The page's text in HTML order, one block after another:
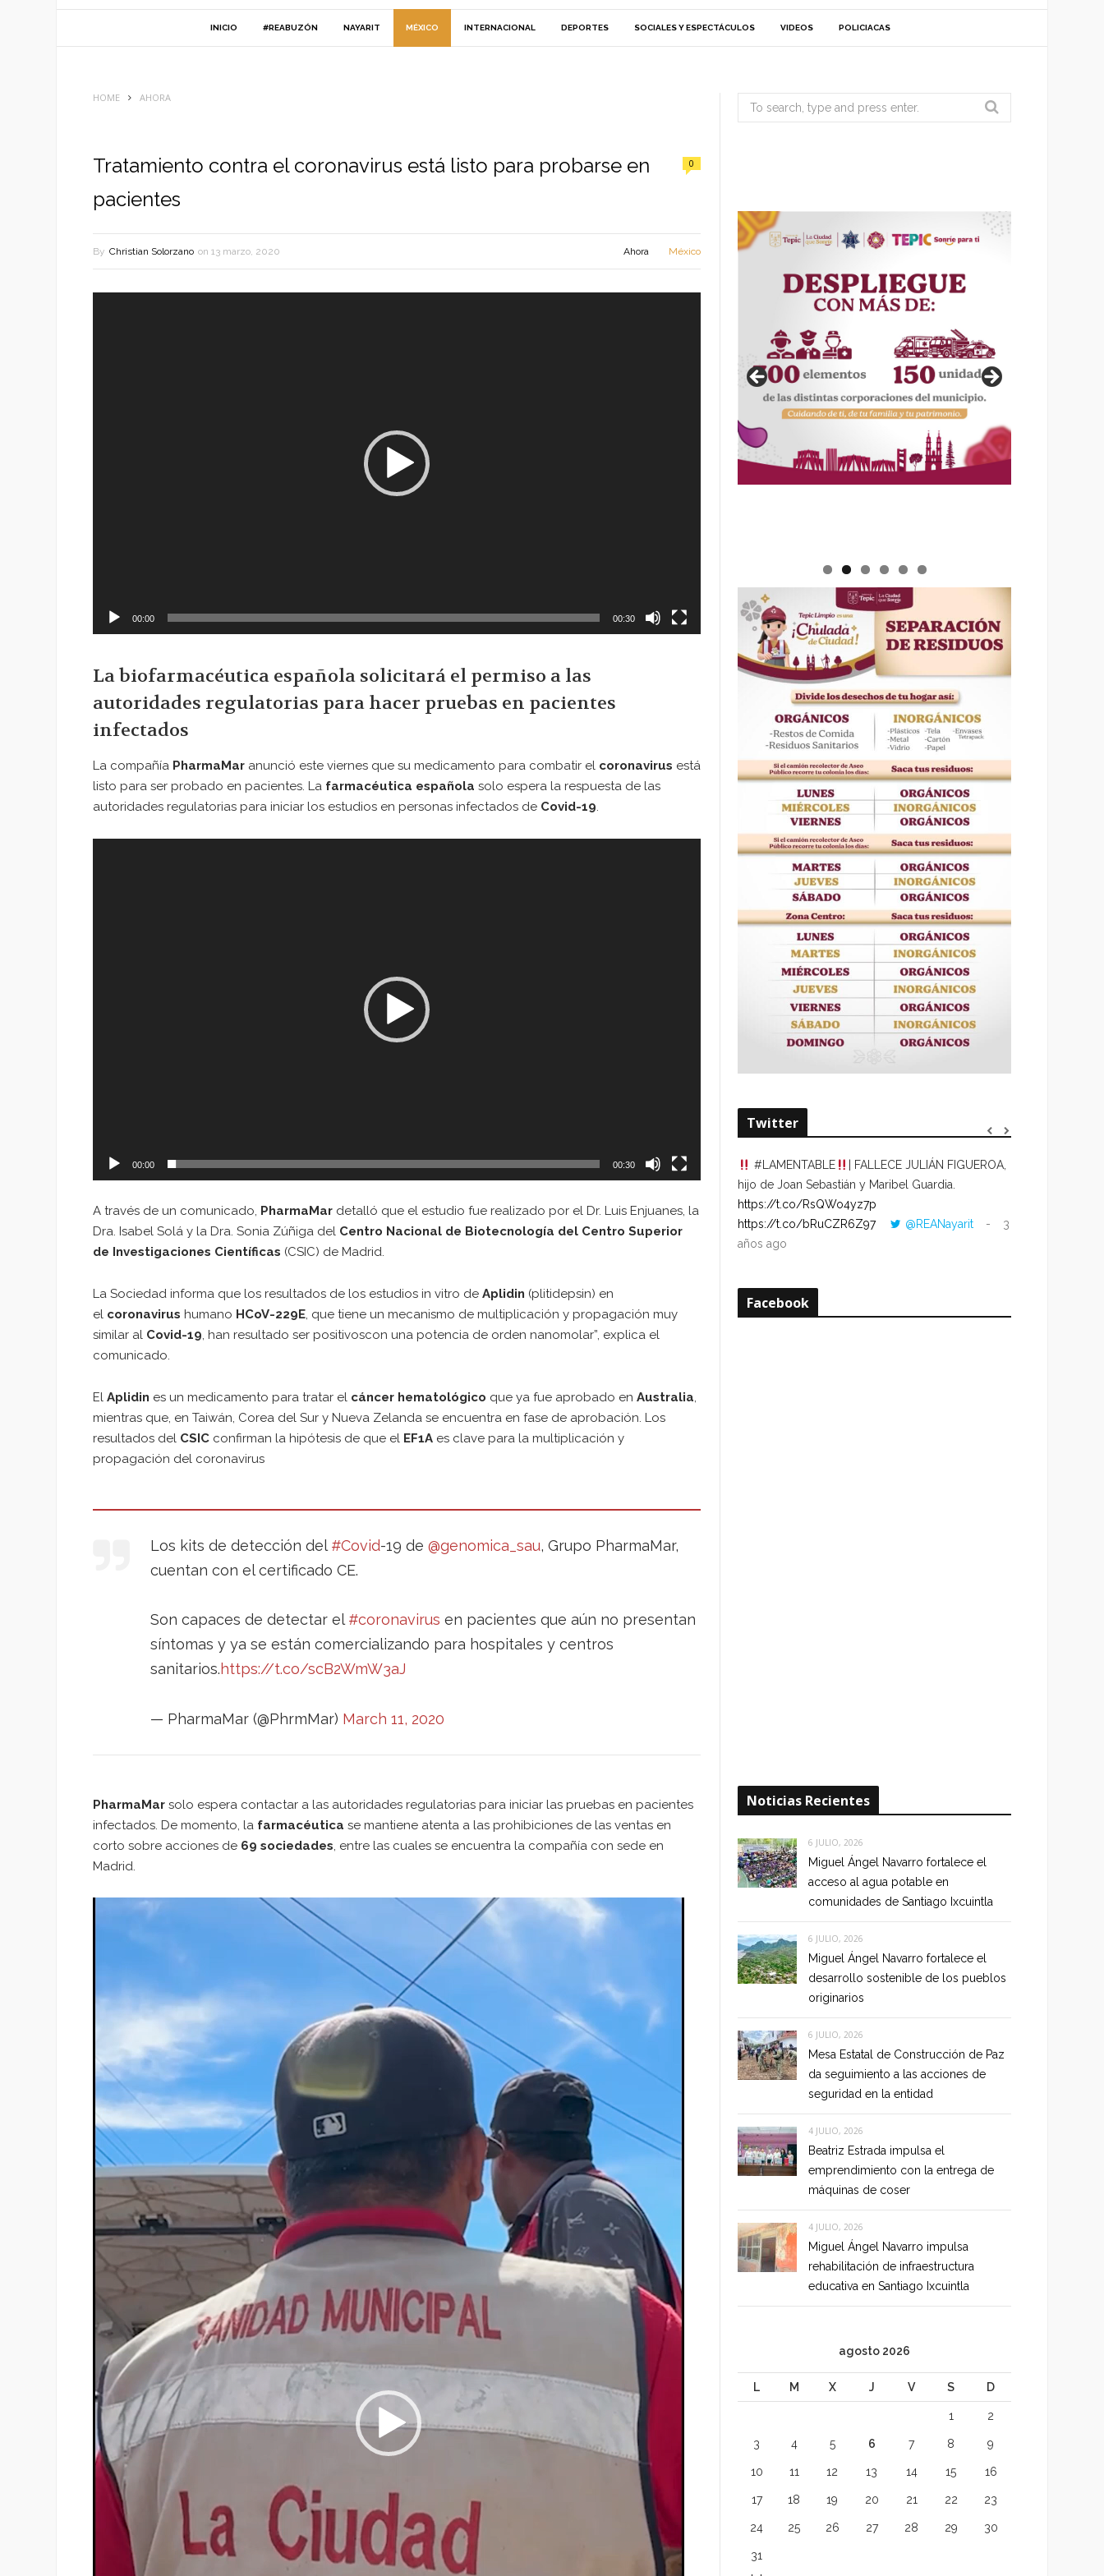
INICIO #REABUZÓN NAYARIT MÉXICO INTERNACIONAL DEPORTES SOCIALES Y ESPECTÁCULOS VIDEOS POLICIACAS
HOME AHORA
Tratamiento contra el coronavirus está listo para probarse en
pacientes
0
By Christian Solorzano on 13 marzo, 2020 Ahora México
00:00 00:30
La biofarmacéutica española solicitará el permiso a las
autoridades regulatorias para hacer pruebas en pacientes
infectados
La compañía PharmaMar anunció este viernes que su medicamento para combatir el coronavirus está
listo para ser probado en pacientes. La farmacéutica española solo espera la respuesta de las
autoridades regulatorias para iniciar los estudios en personas infectados de Covid-19.
00:00 00:30
A través de un comunicado, PharmaMar detalló que el estudio fue realizado por el Dr. Luis Enjuanes, la
Dra. Isabel Solá y la Dra. Sonia Zúñiga del Centro Nacional de Biotecnología del Centro Superior
de Investigaciones Científicas (CSIC) de Madrid.
La Sociedad informa que los resultados de los estudios in vitro de Aplidin (plitidepsin) en
el coronavirus humano HCoV-229E, que tiene un mecanismo de multiplicación y propagación muy
similar al Covid-19, han resultado ser positivoscon una potencia de orden nanomolar”, explica el
comunicado.
El Aplidin es un medicamento para tratar el cáncer hematológico que ya fue aprobado en Australia,
mientras que, en Taiwán, Corea del Sur y Nueva Zelanda se encuentra en fase de aprobación. Los
resultados del CSIC confirman la hipótesis de que el EF1A es clave para la multiplicación y
propagación del coronavirus
Los kits de detección del #Covid-19 de @genomica_sau, Grupo PharmaMar,
cuentan con el certificado CE.
Son capaces de detectar el #coronavirus en pacientes que aún no presentan
síntomas y ya se están comercializando para hospitales y centros
sanitarios.https://t.co/scB2WmW3aJ
— PharmaMar (@PhrmMar) March 11, 2020
PharmaMar solo espera contactar a las autoridades regulatorias para iniciar las pruebas en pacientes
infectados. De momento, la farmacéutica se mantiene atenta a las prohibiciones de las ventas en
corto sobre acciones de 69 sociedades, entre las cuales se encuentra la compañía con sede en
Madrid.
Reproductor
Search
for:
Twitter
#LAMENTABLE
| FALLECE JULIÁN FIGUEROA,
hijo de Joan Sebastián y Maribel Guardia.
https://t.co/RsQWo4yz7p
https://t.co/bRuCZR6Z97
@REANayarit
3
años ago
Facebook
Noticias Recientes
6 JULIO, 2026
Miguel Ángel Navarro fortalece el
acceso al agua potable en
comunidades de Santiago Ixcuintla
6 JULIO, 2026
Miguel Ángel Navarro fortalece el
desarrollo sostenible de los pueblos
originarios
6 JULIO, 2026
Mesa Estatal de Construcción de Paz
da seguimiento a las acciones de
seguridad en la entidad
4 JULIO, 2026
Beatriz Estrada impulsa el
emprendimiento con la entrega de
máquinas de coser
4 JULIO, 2026
Miguel Ángel Navarro impulsa
rehabilitación de infraestructura
educativa en Santiago Ixcuintla
agosto 2026
L M X J V S D
1 2
3 4 5 6 7 8 9
10 11 12 13 14 15 16
17 18 19 20 21 22 23
24 25 26 27 28 29 30
31